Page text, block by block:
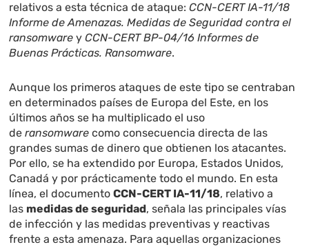
relativos a esta técnica de ataque:CCN-CERT IA-11/18
Informe de Amenazas. Medidas de Seguridad contra el
ransomware yCCN-CERT BP-04/16 Informes de
Buenas Prácticas. Ransomware.
Aunque los primeros ataques de este tipo se centraban
en determinados países de Europa del Este, en los
últimos años se ha multiplicado el uso
deransomware como consecuencia directa de las
grandes sumas de dinero que obtienen los atacantes.
Por ello, se ha extendido por Europa, Estados Unidos,
Canadá y por prácticamente todo el mundo. En esta
línea, el documentoCCN-CERT IA-11/18, relativo a
las medidas de seguridad, señala las principales vías
de infección y las medidas preventivas y reactivas
frente a esta amenaza. Para aquellas organizaciones